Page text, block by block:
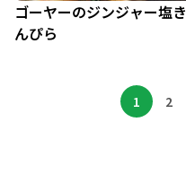
ゴーヤーのジンジャー塩き
んぴら
1 2